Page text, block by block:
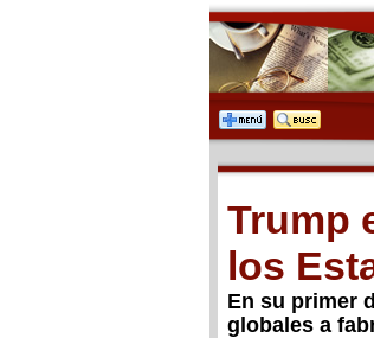
Trump
los
En su primer
globales a